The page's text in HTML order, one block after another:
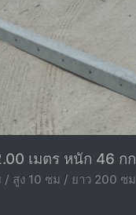
เมตร หนัก 46 กก
/ สูง 10 ซม / ยาว 200 ซม